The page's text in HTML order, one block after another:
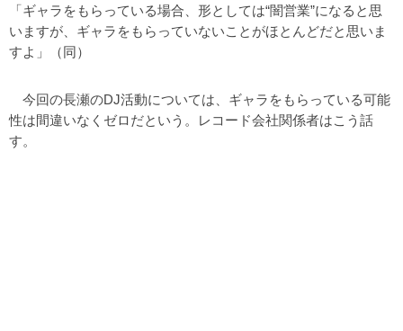
「ギャラをもらっている場合、形としては“闇営業”になると思
いますが、ギャラをもらっていないことがほとんどだと思いま
すよ」（同）
今回の長瀬のDJ活動については、ギャラをもらっている可能
性は間違いなくゼロだという。レコード会社関係者はこう話
す。